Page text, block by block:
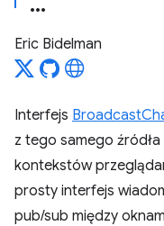
Eric Bidelman
Interfejs
z tego samego
kontekstów
prosty interfejs
pub/sub między